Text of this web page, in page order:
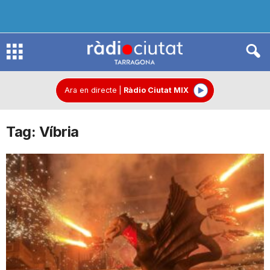
R
d
i
o
C
Ara en directe Ràdio Ciutat MIX
Tag: Víbria